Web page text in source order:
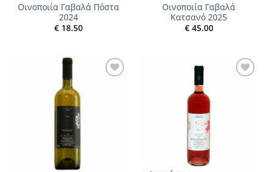
Οινοποιία Γαβαλά Πόστα
2024
€18.50
Οινοποιία Γαβαλά
Κατσανό 2025
€45.00